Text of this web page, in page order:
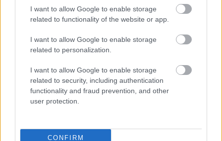
I want to allow Google to enable storage
related to functionality of the website or app.
I want to allow Google to enable storage
related to personalization.
I want to allow Google to enable storage
related to security, including authentication
functionality and fraud prevention, and other
user protection.
CONFIRM
(3-9 enero)